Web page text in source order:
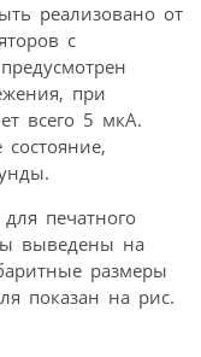
реализовано от
с
при
всего 5 мкА.
печатного
выведены на
размеры
показан на рис.